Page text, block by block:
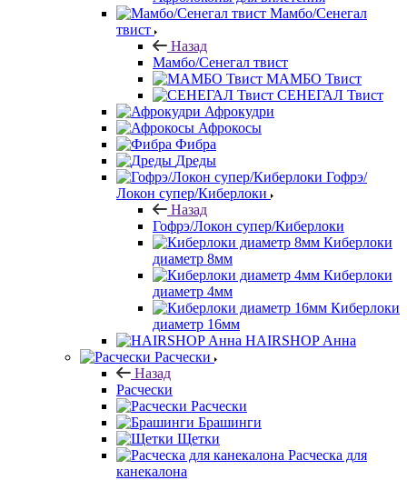
Мамбо/Сенегал
твист
Назад
Мамбо/Сенегал твист
МАМБО Твист
СЕНЕГАЛ Твист
Афрокудри
Афрокосы
Фибра
Дреды
Гофрэ/
Локон супер/Киберлоки
Назад
Гофрэ/Локон супер/Киберлоки
Киберлоки
диаметр 8мм
Киберлоки
диаметр 4мм
Киберлоки
диаметр 16мм
HAIRSHOP Анна
Расчески
Назад
Расчески
Расчески
Брашинги
Щетки
Расческа для
канекалона